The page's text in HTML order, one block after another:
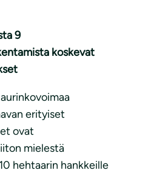
9
koskevat
erityiset
ovat
mielestä
hehtaarin hankkeille